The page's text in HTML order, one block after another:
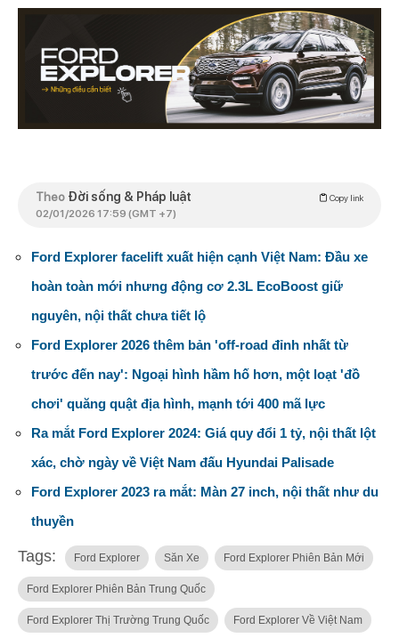
Theo Đời sống & Pháp luật Copy link
02/01/2026 17:59 (GMT +7)
Ford Explorer facelift xuất hiện cạnh Việt Nam: Đầu xe
hoàn toàn mới nhưng động cơ 2.3L EcoBoost giữ
nguyên, nội thất chưa tiết lộ
Ford Explorer 2026 thêm bản 'off-road đỉnh nhất từ
trước đến nay': Ngoại hình hầm hố hơn, một loạt 'đồ
chơi' quăng quật địa hình, mạnh tới 400 mã lực
Ra mắt Ford Explorer 2024: Giá quy đổi 1 tỷ, nội thất lột
xác, chờ ngày về Việt Nam đấu Hyundai Palisade
Ford Explorer 2023 ra mắt: Màn 27 inch, nội thất như du
thuyền
Tags: Ford Explorer Săn Xe Ford Explorer Phiên Bản Mới
Ford Explorer Phiên Bản Trung Quốc
Ford Explorer Thị Trường Trung Quốc Ford Explorer Về Việt Nam